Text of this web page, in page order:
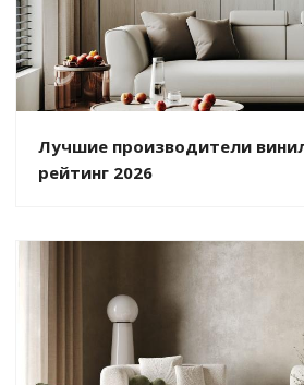
Лучшие производители
рейтинг 2026